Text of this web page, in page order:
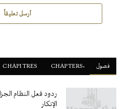
أرسل تعليقاً
فصول CHAPITRES
ردود فعل النظام
الإنكار